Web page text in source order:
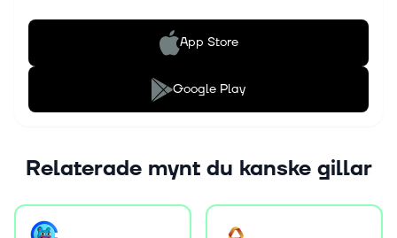
App Store
Google Play
Relaterade mynt du kanske gillar